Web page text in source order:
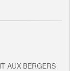
AUX BERGERS